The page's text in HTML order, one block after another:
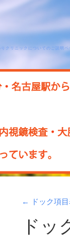
クリニックについてのご説明ペ
← ドック項
ドッ